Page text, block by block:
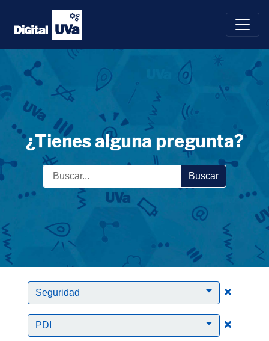
Saltar
contenido
¿Tienes alguna pregunta?
Buscar
Seguridad Clic
PDI Clic